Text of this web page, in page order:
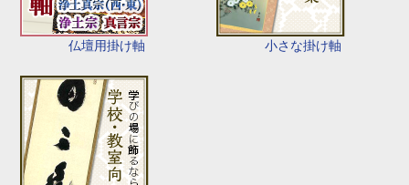
仏壇用掛け軸 小さな掛け軸